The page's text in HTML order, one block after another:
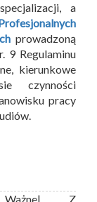
a
prowadzoną
9 Regulaminu
kierunkowe
czynności
pracy
| Z